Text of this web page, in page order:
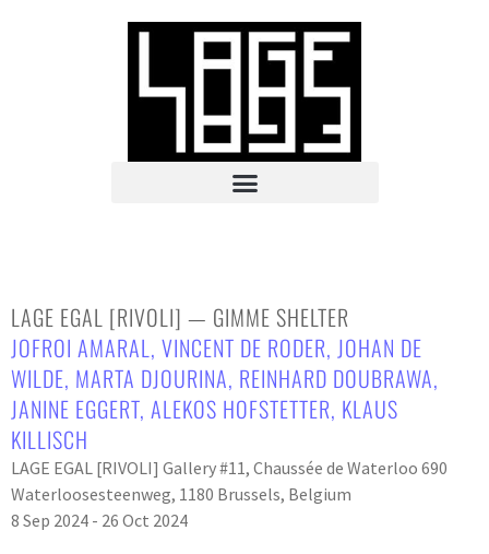
LAGE EGAL [RIVOLI] — GIMME SHELTER
JOFROI AMARAL , VINCENT DE RODER, JOHAN DE
WILDE, MARTA DJOURINA, REINHARD DOUBRAWA,
JANINE EGGERT, ALEKOS HOFSTETTER, KLAUS
KILLISCH
LAGE EGAL [RIVOLI] Gallery #11, Chaussée de Waterloo 690
Waterloosesteenweg, 1180 Brussels, Belgium
8 Sep 2024 - 26 Oct 2024